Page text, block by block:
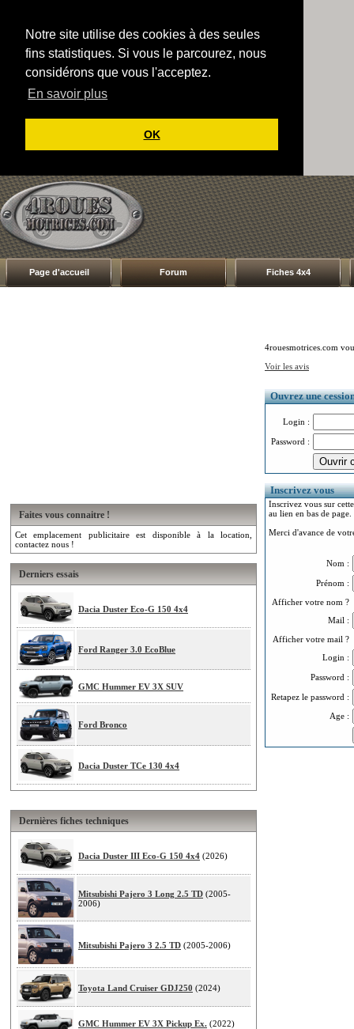
Notre site utilise des cookies à des seules
fins statistiques. Si vous le parcourez, nous
considérons que vous l'acceptez.
En savoir plus
OK
Page d'accueil Forum Fiches 4x4
Faites vous connaitre !
Cet emplacement publicitaire est disponible à la location,
contactez nous !
Derniers essais
Dacia Duster Eco-G 150 4x4
Ford Ranger 3.0 EcoBlue
GMC Hummer EV 3X SUV
Ford Bronco
Dacia Duster TCe 130 4x4
Dernières fiches techniques
Dacia Duster III Eco-G 150 4x4 (2026)
Mitsubishi Pajero 3 Long 2.5 TD (2005-
2006)
Mitsubishi Pajero 3 2.5 TD (2005-2006)
Toyota Land Cruiser GDJ250 (2024)
GMC Hummer EV 3X Pickup Ex. (2022)
4rouesmotrices.com
Voir les avis
Ouvrez une
Login :
Password :
Inscrivez vous
Inscrivez vous sur
au lien en bas de page.
Merci d'avance de
Nom :
Prénom :
Afficher votre nom ?
Mail :
Afficher votre mail ?
Login :
Password :
Retapez le password :
Age :